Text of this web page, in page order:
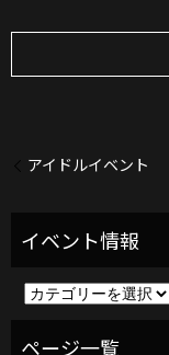
アイドルイベント